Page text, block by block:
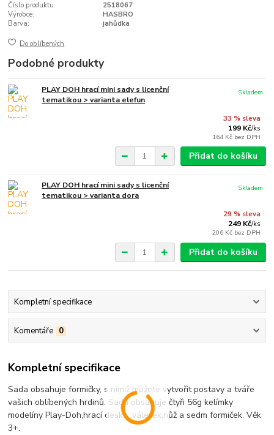
Číslo produktu:
2518067
Výrobce:
HASBRO
Barva:
jahůdka
Do oblíbených
Podobné produkty
PLAY DOH hrací mini sady s licenční
tematikou > varianta elefun
33 % sleva
199 Kč/ks
164 Kč bez DPH
Skladem
Přidat do košíku
PLAY DOH hrací mini sady s licenční
tematikou > varianta dora
29 % sleva
249 Kč/ks
206 Kč bez DPH
Skladem
Přidat do košíku
Kompletní specifikace
Komentáře 0
Kompletní specifikace
Sada obsahuje formičky, s nimiž můžete vytvořit postavy a tváře
vašich oblíbených hrdinů. Sada obsahuje čtyři 56g kelímky
modelíny Play-Doh,hrací desku, váleček,nůž a sedm formiček. Věk
3+.